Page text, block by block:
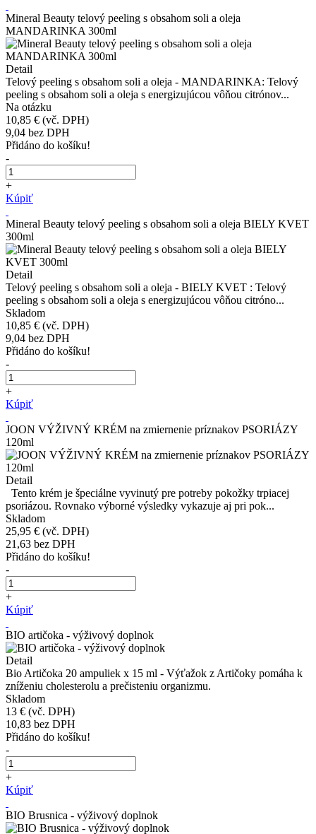
Mineral Beauty telový peeling s obsahom soli a oleja
MANDARINKA 300ml
Detail
Telový peeling s obsahom soli a oleja - MANDARINKA: Telový
peeling s obsahom soli a oleja s energizujúcou vôňou citrónov...
Na otázku
10,85 € (vč. DPH)
9,04 bez DPH
Přidáno do košíku!
-
+
Kúpiť
Mineral Beauty telový peeling s obsahom soli a oleja BIELY KVET
300ml
Detail
Telový peeling s obsahom soli a oleja - BIELY KVET : Telový
peeling s obsahom soli a oleja s energizujúcou vôňou citróno...
Skladom
10,85 € (vč. DPH)
9,04 bez DPH
Přidáno do košíku!
-
+
Kúpiť
JOON VÝŽIVNÝ KRÉM na zmiernenie príznakov PSORIÁZY
120ml
Detail
Tento krém je špeciálne vyvinutý pre potreby pokožky trpiacej
psoriázou. Rovnako výborné výsledky vykazuje aj pri pok...
Skladom
25,95 € (vč. DPH)
21,63 bez DPH
Přidáno do košíku!
-
+
Kúpiť
BIO artičoka - výživový doplnok
Detail
Bio Artičoka 20 ampuliek x 15 ml - Výťažok z Artičoky pomáha k
zníženiu cholesterolu a prečisteniu organizmu.
Skladom
13 € (vč. DPH)
10,83 bez DPH
Přidáno do košíku!
-
+
Kúpiť
BIO Brusnica - výživový doplnok